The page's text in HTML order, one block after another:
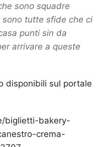
sono squadre
tutte sfide che ci
punti sin da
arrivare a queste
disponibili sul portale
biglietti-bakery-
crema-